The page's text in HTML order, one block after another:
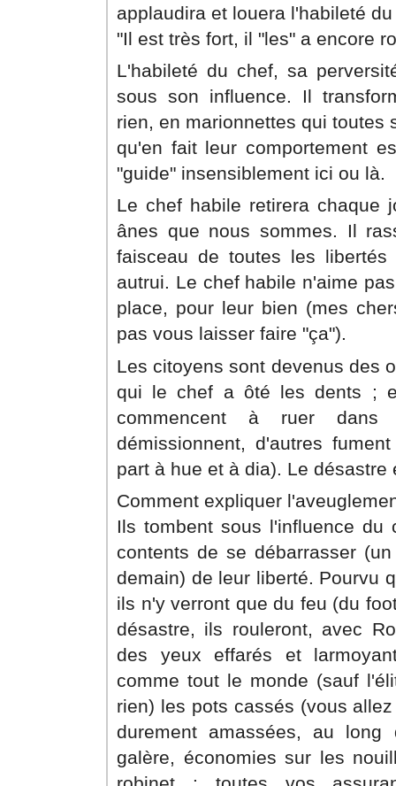
applaudira et louera l'habileté
"Il est très fort, il "les" a encore
L'habileté du chef, sa
sous son influence. Il
rien, en marionnettes qui toutes
qu'en fait leur comportement
"guide" insensiblement ici ou là.
Le chef habile retirera chaque
ânes que nous sommes. Il
faisceau de toutes les
autrui. Le chef habile n'aime
place, pour leur bien (mes
pas vous laisser faire "ça").
Les citoyens sont devenus des
qui le chef a ôté les dents ;
commencent à ruer dans
démissionnent, d'autres
part à hue et à dia). Le désastre
Comment expliquer
Ils tombent sous l'influence
contents de se débarrasser
demain) de leur liberté. Pourvu
ils n'y verront que du feu (du
désastre, ils rouleront, avec
des yeux effarés et
comme tout le monde (sauf
rien) les pots cassés (vous
durement amassées, au
galère, économies sur les